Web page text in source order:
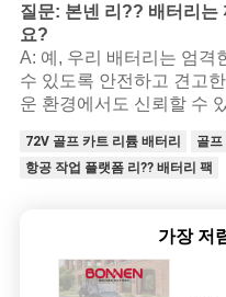
질문: 본넨 리?? 배터리는
요?
A: 예, 우리 배터리는 엄격
수 있도록 안전하고 견고
운 환경에서도 신뢰할 수
72V 골프 카트 리튬 배터리
골
항공 작업 플랫폼 리?? 배터리 팩
가장 저